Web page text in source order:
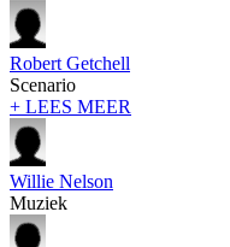
Robert Getchell
Scenario
+ LEES MEER
Willie Nelson
Muziek